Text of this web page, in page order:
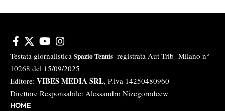
Testata giornalistica Spazio Tennis registrata Aut-Trib Milano n°
10268 del 15/09/2025
Editore: VIBES MEDIA SRL, P.iva 14250480960
Direttore Responsabile: Alessandro Nizegorodcew
HOME